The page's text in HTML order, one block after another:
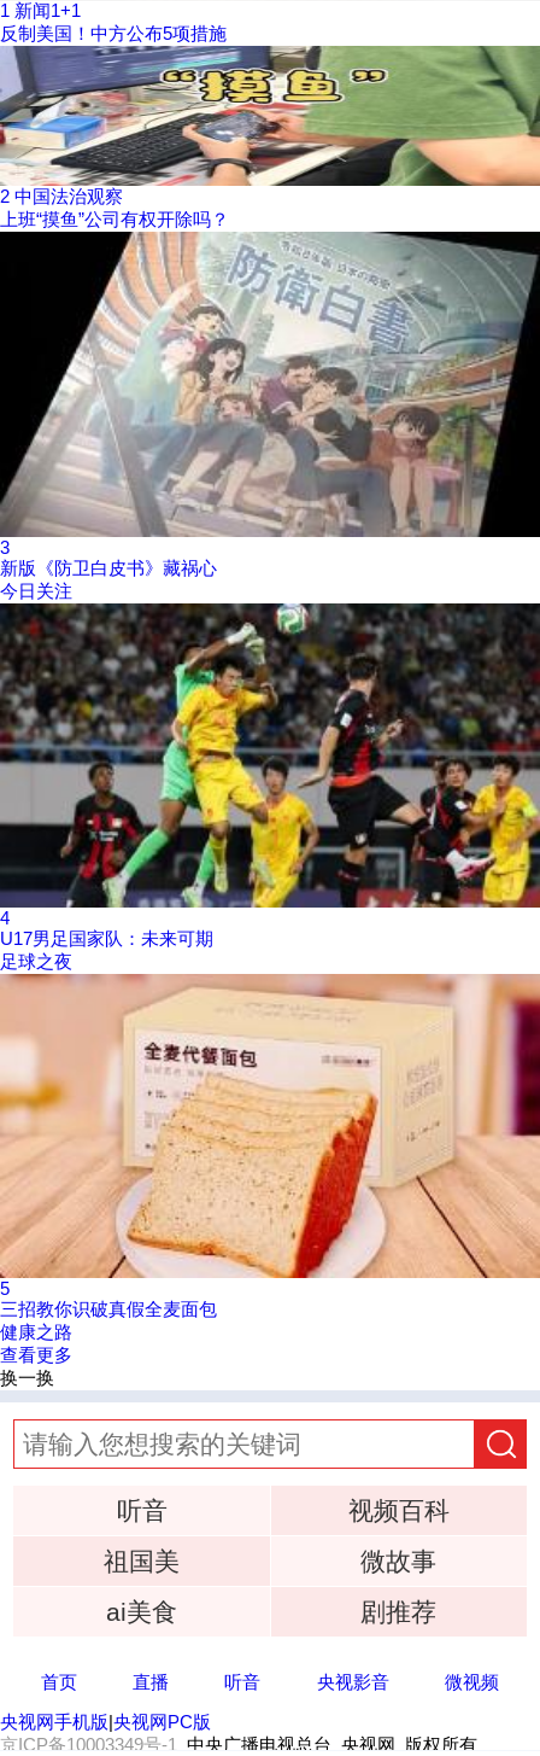
1 新闻1+1
反制美国！中方公布5项措施
2 中国法治观察
上班“摸鱼”公司有权开除吗？
3
新版《防卫白皮书》藏祸心
今日关注
4
U17男足国家队：未来可期
足球之夜
5
三招教你识破真假全麦面包
健康之路
查看更多
换一换
听音
视频百科
祖国美
微故事
ai美食
剧推荐
首页 直播 听音 央视影音
微视频
央视网手机版|央视网PC版
京ICP备10003349号-1
中央广播电视总台 央视网 版权所有